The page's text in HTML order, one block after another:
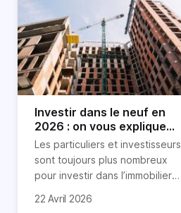
Investir dans le neuf en
2026 : on vous explique
tout !
Les particuliers et investisseurs
sont toujours plus nombreux
pour investir dans l’immobilier
nombreux avantages à choisir
22 Avril 2026